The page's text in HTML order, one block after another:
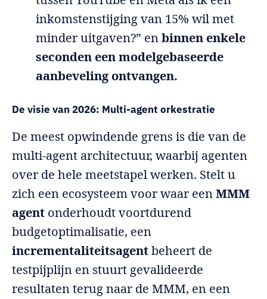
inkomstenstijging van 15% wil met
minder uitgaven?” enbinnen enkele
seconden een modelgebaseerde
aanbeveling ontvangen.
De visie van 2026: Multi-agent orkestratie
De meest opwindende grens is die van de
multi-agent architectuur, waarbij agenten
over de hele meetstapel werken. Stelt u
zich een ecosysteem voor waar eenMMM
agent onderhoudt voortdurend
budgetoptimalisatie, een
incrementaliteitsagentbeheert de
testpijplijn en stuurt gevalideerde
resultaten terug naar de MMM, en een